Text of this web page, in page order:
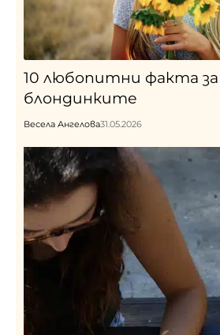
10 любопитни факта за
блондинките
Весела Ангелова31.05.2026